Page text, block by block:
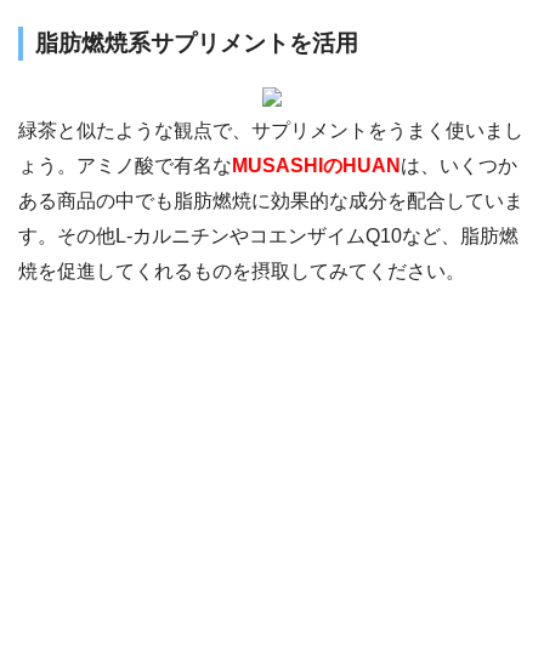
脂肪燃焼系サプリメントを活用
緑茶と似たような観点で、サプリメントをうまく使いまし
ょう。アミノ酸で有名な MUSASHIのHUAN は、いくつか
ある商品の中でも脂肪燃焼に効果的な成分を配合していま
す。その他L-カルニチンやコエンザイムQ10など、脂肪燃
焼を促進してくれるものを摂取してみてください。